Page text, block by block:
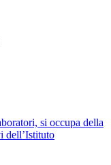
si occupa della
dell’Istituto